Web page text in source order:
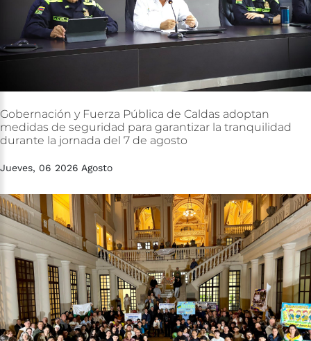
Gobernación y Fuerza Pública de Caldas adoptan
medidas de seguridad para garantizar la tranquilidad
durante la jornada del 7 de agosto
Jueves, 06 2026 Agosto